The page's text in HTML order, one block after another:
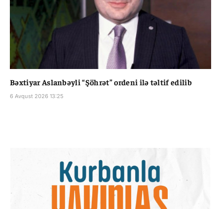
Bəxtiyar Aslanbəyli “Şöhrət” ordeni ilə təltif edilib
6 Avqust 2026 13:25